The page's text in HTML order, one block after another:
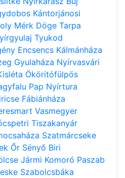
Kántorjánosi
Mérk Döge Tarpa
Tyukod
Encsencs Kálmánháza
Gyulaháza Nyírvasvári
Ököritófülpös
Pap Nyírtura
Fábiánháza
Vasmegyer
Tiszakanyár
Szatmárcseke
Őr Sényő Biri
Jármi Komoró Paszab
Szabolcsbáka